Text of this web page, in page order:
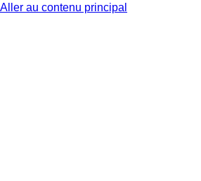
Aller au contenu principal